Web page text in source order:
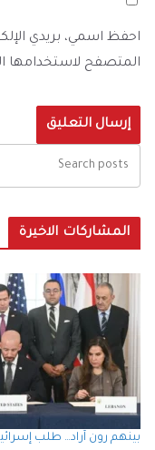
احفظ اسمي، بريدي
المتصفح لاستخدامها
المشاركات الاخيرة
بينهم رون آراد… طلب